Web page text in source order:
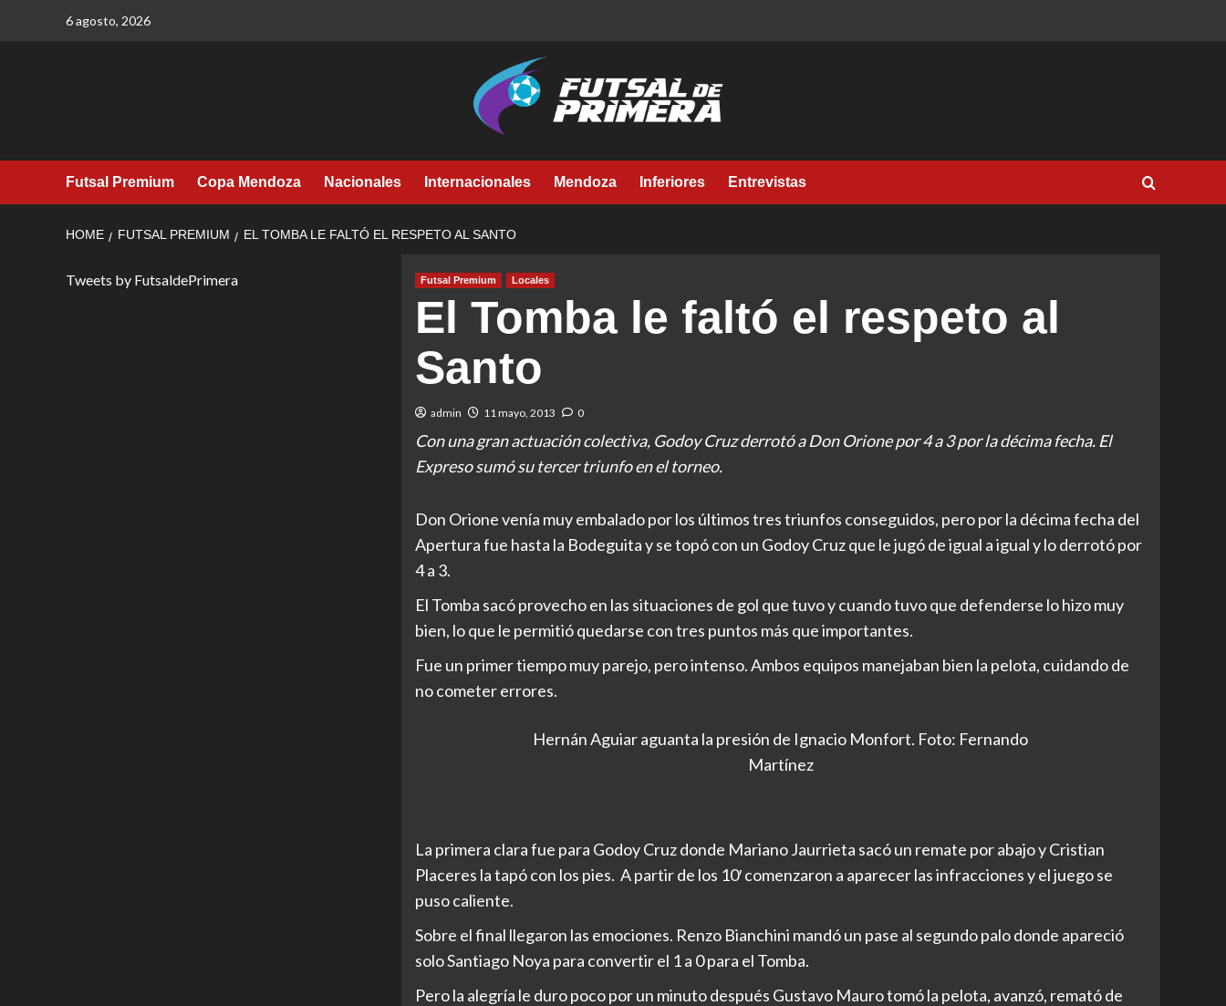
6 agosto, 2026
Futsal Premium Copa Mendoza Nacionales Internacionales Mendoza Inferiores Entrevistas
HOME FUTSAL PREMIUM EL TOMBA LE FALTÓ EL RESPETO AL SANTO
Futsal Premium Locales
El Tomba le faltó el respeto al
Santo
admin 11 mayo, 2013 0
Con una gran actuación colectiva, Godoy Cruz derrotó a Don Orione por 4 a 3 por la décima fecha. El
Expreso sumó su tercer triunfo en el torneo.
Don Orione venía muy embalado por los últimos tres triunfos conseguidos, pero por la décima fecha del
Apertura fue hasta la Bodeguita y se topó con un Godoy Cruz que le jugó de igual a igual y lo derrotó por
4 a 3.
El Tomba sacó provecho en las situaciones de gol que tuvo y cuando tuvo que defenderse lo hizo muy
bien, lo que le permitió quedarse con tres puntos más que importantes.
Fue un primer tiempo muy parejo, pero intenso. Ambos equipos manejaban bien la pelota, cuidando de
no cometer errores.
Hernán Aguiar aguanta la presión de Ignacio Monfort. Foto: Fernando
Martínez
La primera clara fue para Godoy Cruz donde Mariano Jaurrieta sacó un remate por abajo y Cristian
Placeres la tapó con los pies. A partir de los 10′ comenzaron a aparecer las infracciones y el juego se
puso caliente.
Sobre el final llegaron las emociones. Renzo Bianchini mandó un pase al segundo palo donde apareció
solo Santiago Noya para convertir el 1 a 0 para el Tomba.
Pero la alegría le duro poco por un minuto después Gustavo Mauro tomó la pelota, avanzó, remató de
Tweets by FutsaldePrimera